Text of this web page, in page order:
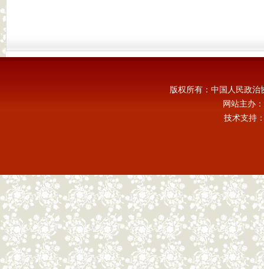
版权所有：中国人民政
网站主办
技术支持